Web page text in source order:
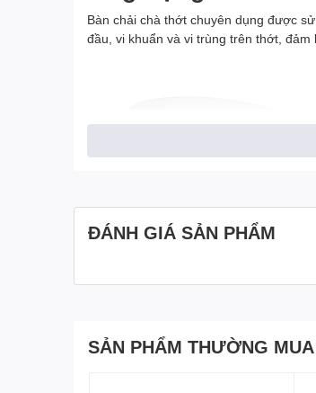
Bàn chải chà thớt chuyên dụng được
đầu, vi khuẩn và vi trùng trên thớt, đảm
ĐÁNH GIÁ SẢN PHẨM
SẢN PHẨM THƯỜNG